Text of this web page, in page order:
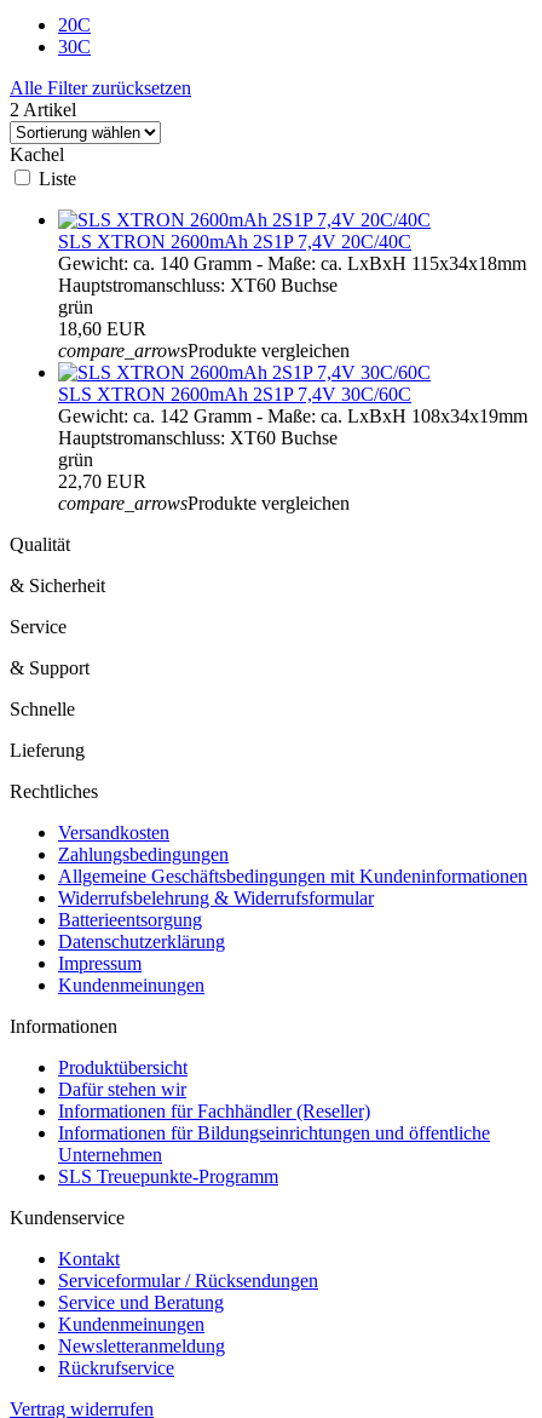
20C
30C
Alle Filter zurücksetzen
2 Artikel
Kachel
Liste
SLS XTRON 2600mAh 2S1P 7,4V 20C/40C
Gewicht: ca. 140 Gramm - Maße: ca. LxBxH 115x34x18mm
Hauptstromanschluss: XT60 Buchse
grün
18,60 EUR
compare_arrowsProdukte vergleichen
SLS XTRON 2600mAh 2S1P 7,4V 30C/60C
Gewicht: ca. 142 Gramm - Maße: ca. LxBxH 108x34x19mm
Hauptstromanschluss: XT60 Buchse
grün
22,70 EUR
compare_arrowsProdukte vergleichen
Qualität
& Sicherheit
Service
& Support
Schnelle
Lieferung
Rechtliches
Versandkosten
Zahlungsbedingungen
Allgemeine Geschäftsbedingungen mit Kundeninformationen
Widerrufsbelehrung & Widerrufsformular
Batterieentsorgung
Datenschutzerklärung
Impressum
Kundenmeinungen
Informationen
Produktübersicht
Dafür stehen wir
Informationen für Fachhändler (Reseller)
Informationen für Bildungseinrichtungen und öffentliche
Unternehmen
SLS Treuepunkte-Programm
Kundenservice
Kontakt
Serviceformular / Rücksendungen
Service und Beratung
Kundenmeinungen
Newsletteranmeldung
Rückrufservice
Vertrag widerrufen